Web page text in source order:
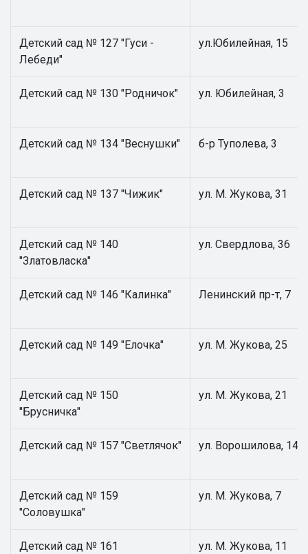
Детский сад № 127 "Гуси -
Лебеди"
ул.Юбилейная, 15
Детский сад № 130 "Родничок" ул. Юбилейная, 3
Детский сад № 134 "Веснушки" б-р Туполева, 3
Детский сад № 137 "Чижик" ул. М. Жукова, 31
Детский сад № 140
"Златовласка"
ул. Свердлова, 36
Детский сад № 146 "Калинка" Ленинский пр-т, 7
Детский сад № 149 "Елочка" ул. М. Жукова, 25
Детский сад № 150
"Брусничка"
ул. М. Жукова, 21
Детский сад № 157 "Светлячок" ул. Ворошилова, 14
Детский сад № 159
"Соловушка"
ул. М. Жукова, 7
Детский сад № 161 ул. М. Жукова, 11